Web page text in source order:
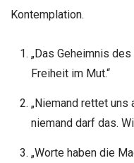
Kontemplation.
„Das Geheimnis
Freiheit im Mut.“
„Niemand rettet uns
niemand darf das.
„Worte haben die